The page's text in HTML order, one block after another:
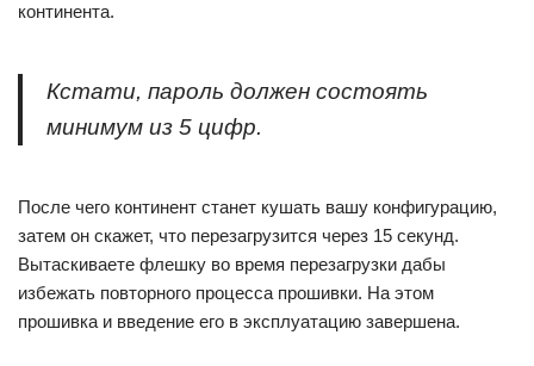
континента.
Кстати, пароль должен состоять
минимум из 5 цифр.
После чего континент станет кушать вашу конфигурацию,
затем он скажет, что перезагрузится через 15 секунд.
Вытаскиваете флешку во время перезагрузки дабы
избежать повторного процесса прошивки. На этом
прошивка и введение его в эксплуатацию завершена.